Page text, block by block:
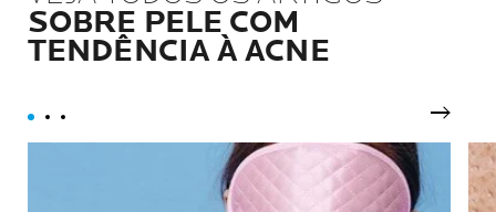
e eficácia perfeitas ao longo
do tempo.
enfraquecida por
tratamentos contra o câncer.
SOBRE PELE COM
TENDÊNCIA À ACNE